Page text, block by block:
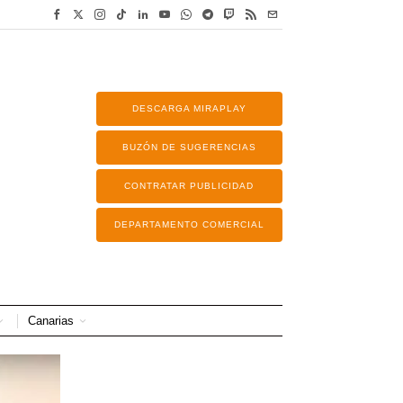
DESCARGA MIRAPLAY
BUZÓN DE SUGERENCIAS
CONTRATAR PUBLICIDAD
DEPARTAMENTO COMERCIAL
Canarias